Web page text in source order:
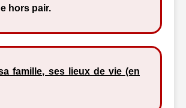
hors pair.
famille, ses lieux de vie (en